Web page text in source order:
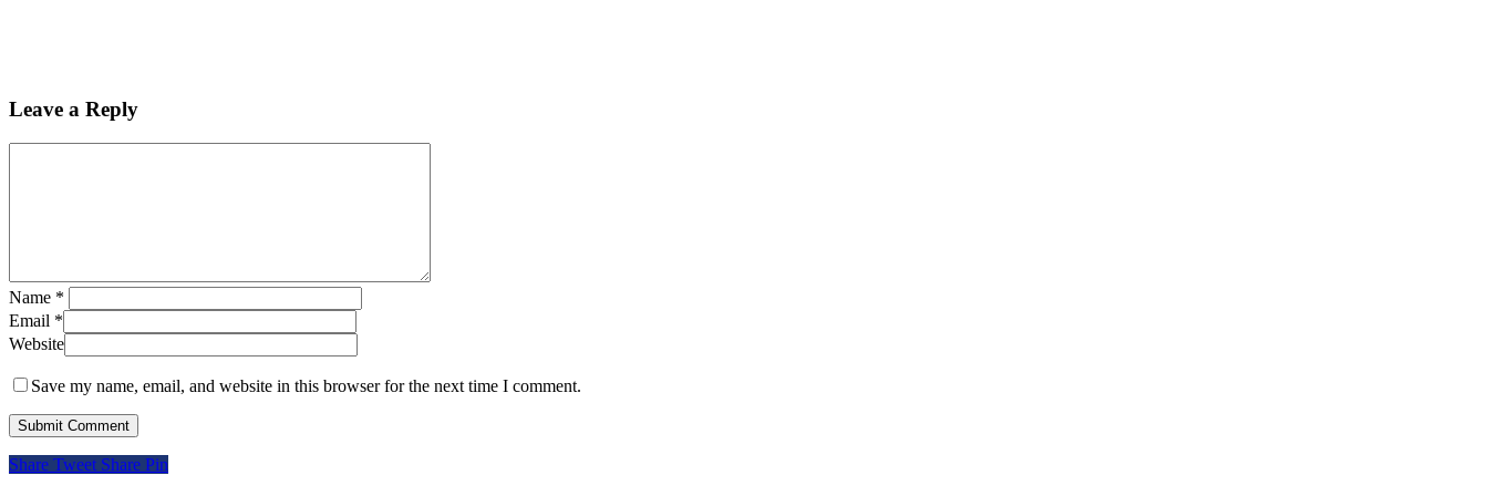
Leave a Reply
Name *
Email *
Website
Save my name, email, and website in this browser for the next time I comment.
Share Tweet Share Pin